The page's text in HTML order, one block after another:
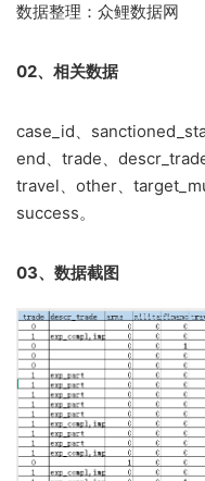
数据整理：众鲤数据网
02、相关数据
case_id、
end、trade、
travel、other、
success。
03、数据截图